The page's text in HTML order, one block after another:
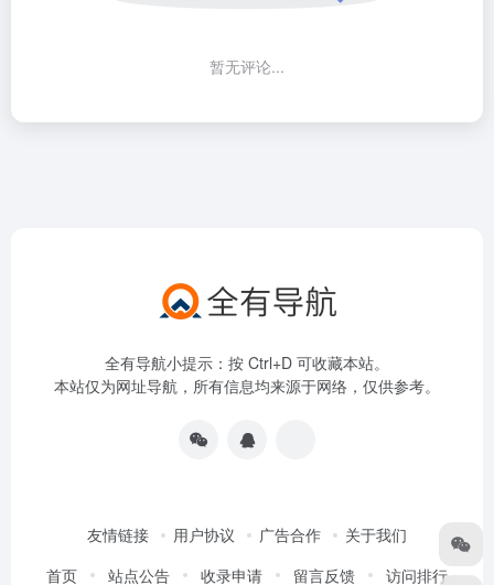
暂无评论...
全有导航小提示：按 Ctrl+D 可收藏本站。
本站仅为网址导航，所有信息均来源于网络，仅供参考。
友情链接 用户协议 广告合作
关于我们
首页
站点公告 收录申请 留言反馈 访问排行